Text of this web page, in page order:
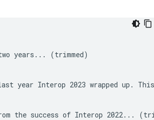
years... (trimmed)
year Interop 2023 wrapped up.
the success of Interop 2022...